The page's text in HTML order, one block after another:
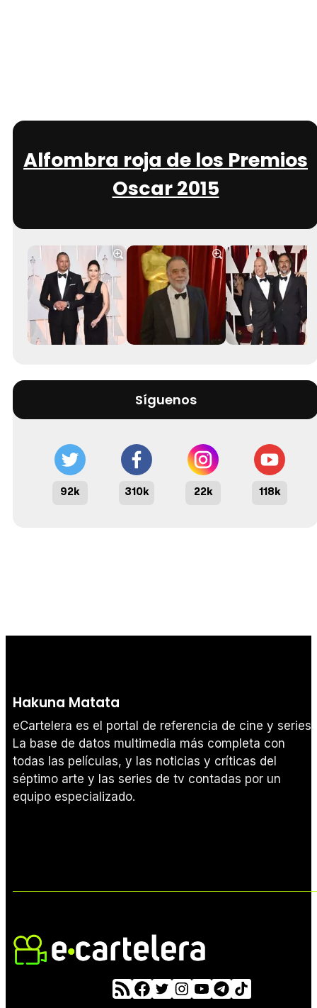
Alfombra roja de los Premios
Oscar 2015
Síguenos
92k 310k 22k 118k
Hakuna Matata
eCartelera es el portal de referencia de cine y series.
La base de datos multimedia más completa con
todas las películas, y las noticias y críticas del
séptimo arte y las series de tv contadas por un
equipo especializado.